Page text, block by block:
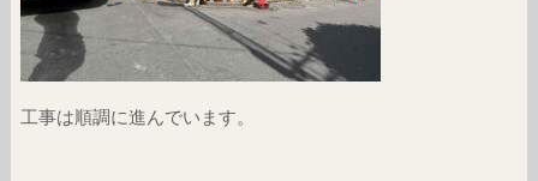
工事は順調に進んでいます。